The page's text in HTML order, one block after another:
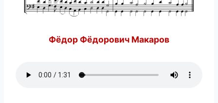
Фёдор Фёдорович Макаров